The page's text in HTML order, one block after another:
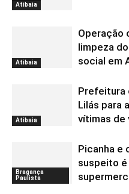
Atibaia
Atibaia
Operação
limpeza
social em
Atibaia
Prefeitura
Lilás para
vítimas de
Bragança
Paulista
Picanha e
suspeito